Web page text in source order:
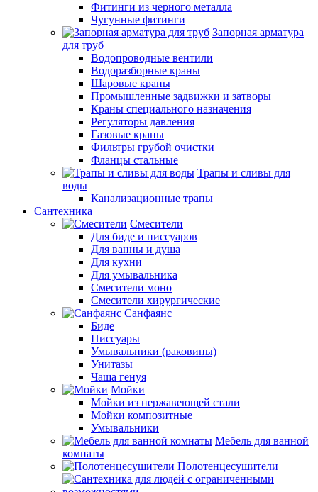
Фитинги из черного металла
Чугунные фитинги
Запорная арматура
для труб
Водопроводные вентили
Водоразборные краны
Шаровые краны
Промышленные задвижки и затворы
Краны специального назначения
Регуляторы давления
Газовые краны
Фильтры грубой очистки
Фланцы стальные
Трапы и сливы для
воды
Канализационные трапы
Сантехника
Смесители
Для биде и писсуаров
Для ванны и душа
Для кухни
Для умывальника
Смесители моно
Смесители хирургические
Санфаянс
Биде
Писсуары
Умывальники (раковины)
Унитазы
Чаша генуя
Мойки
Мойки из нержавеющей стали
Мойки композитные
Умывальники
Мебель для ванной
комнаты
Полотенцесушители